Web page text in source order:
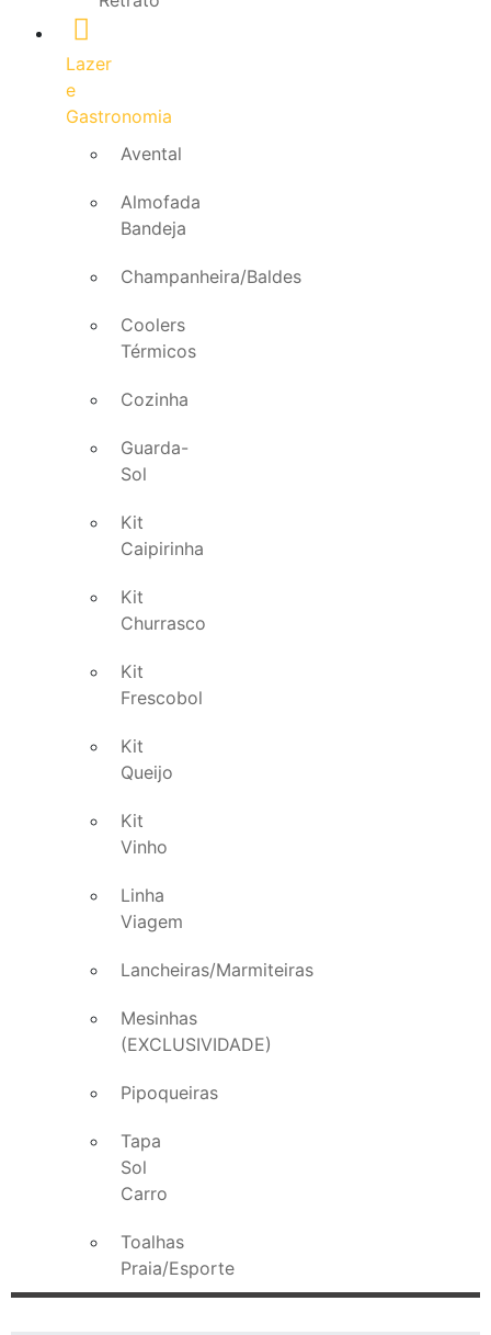
Lazer
e
Gastronomia
Avental
Almofada
Bandeja
Champanheira/Baldes
Coolers
Térmicos
Cozinha
Guarda-
Sol
Kit
Caipirinha
Kit
Churrasco
Kit
Frescobol
Kit
Queijo
Kit
Vinho
Linha
Viagem
Lancheiras/Marmiteiras
Mesinhas
(EXCLUSIVIDADE)
Pipoqueiras
Tapa
Sol
Carro
Toalhas
Praia/Esporte